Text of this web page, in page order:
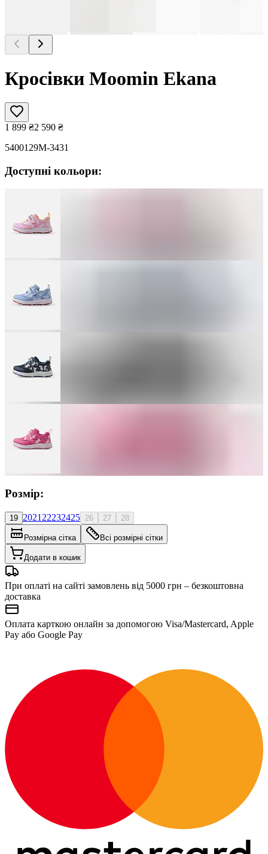
Кросівки Moomin Ekana
1 899 ₴2 590 ₴
5400129M-3431
Доступні кольори:
Розмір:
19 2021 22232425 26 27 28
Розмірна сітка Всі розмірні сітки
Додати в кошик
При оплаті на сайті замовлень від 5000 грн – безкоштовна
доставка
Оплата карткою онлайн за допомогою Visa/Mastercard, Apple
Pay або Google Pay